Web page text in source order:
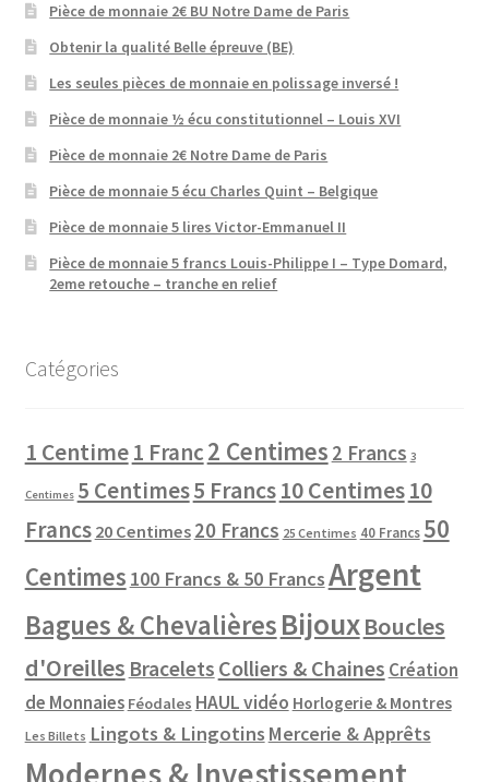
Pièce de monnaie 2€ BU Notre Dame de Paris
Obtenir la qualité Belle épreuve (BE)
Les seules pièces de monnaie en polissage inversé !
Pièce de monnaie ½ écu constitutionnel – Louis XVI
Pièce de monnaie 2€ Notre Dame de Paris
Pièce de monnaie 5 écu Charles Quint – Belgique
Pièce de monnaie 5 lires Victor-Emmanuel II
Pièce de monnaie 5 francs Louis-Philippe I – Type Domard,
2eme retouche – tranche en relief
Catégories
1 Centime1 Franc2 Centimes 2 Francs 3
Centimes 5 Centimes5 Francs10 Centimes10
Francs 20 Centimes 20 Francs 25 Centimes 40 Francs 50
Centimes 100 Francs & 50 FrancsArgent
Bagues & ChevalièresBijouxBoucles
d'Oreilles Bracelets Colliers & Chaines Création
de Monnaies Féodales HAUL vidéo Horlogerie & Montres
Les Billets Lingots & Lingotins Mercerie & Apprêts
Modernes & Investissement